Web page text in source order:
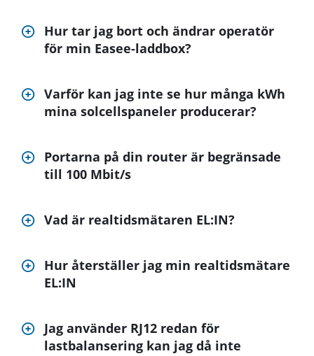
Hur tar jag bort och ändrar operatör
för min Easee-laddbox?
Varför kan jag inte se hur många kWh
mina solcellspaneler producerar?
Portarna på din router är begränsade
till 100 Mbit/s
Vad är realtidsmätaren EL:IN?
Hur återställer jag min realtidsmätare
EL:IN
Jag använder RJ12 redan för
lastbalansering kan jag då inte